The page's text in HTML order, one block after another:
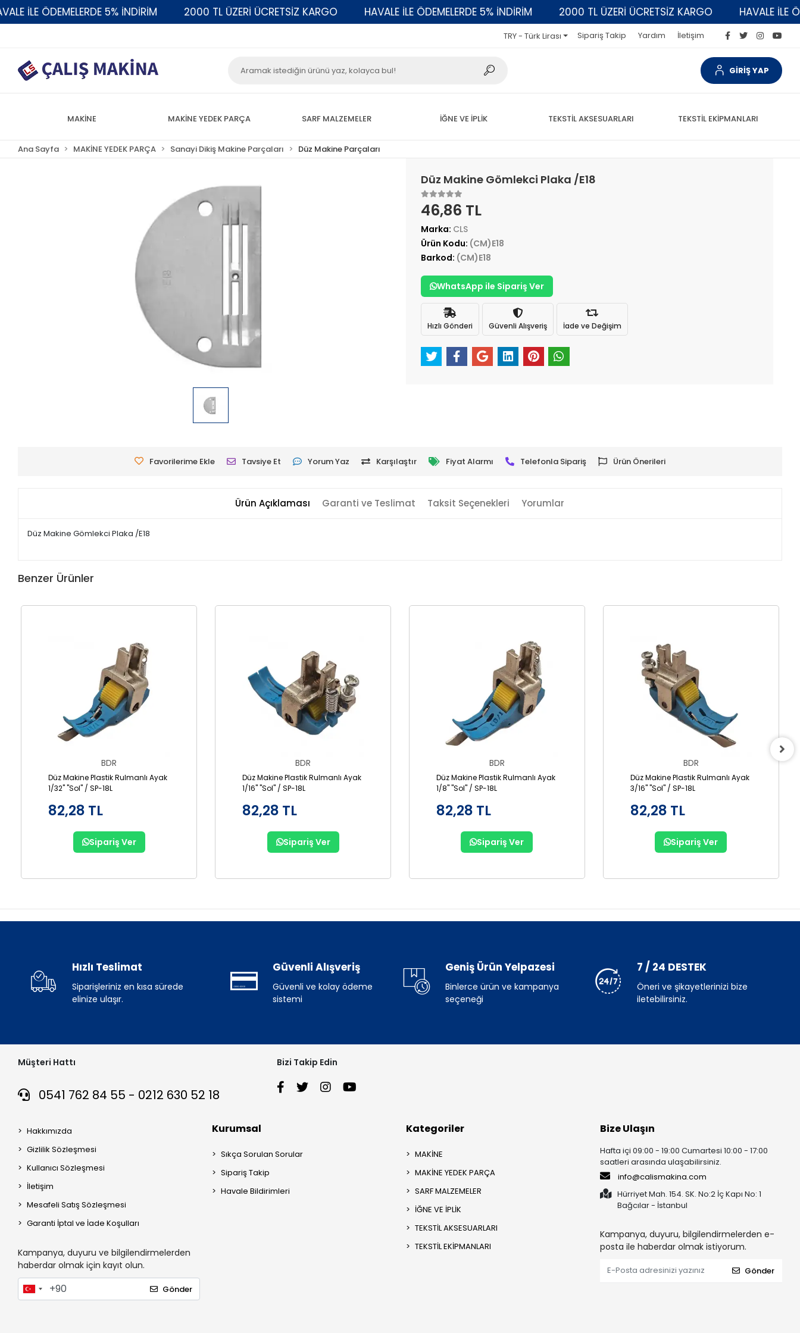
İLE ÖDEMELERDE 5% İNDİRİM 2000 TL ÜZERİ ÜCRETSİZ KARGO HAVALE İLE ÖDEMELERDE 5% İNDİRİM 2000 TL ÜZERİ ÜCRETSİZ KARGO HAVALE İLE
TRY - Türk Lirası Sipariş Takip Yardım İletişim
GİRİŞ YAP
MAKİNE MAKİNE YEDEK PARÇA SARF MALZEMELER İĞNE VE İPLİK TEKSTİL AKSESUARLARI TEKSTİL EKİPMANLARI
Ana Sayfa MAKİNE YEDEK PARÇA Sanayi Dikiş Makine Parçaları Düz Makine Parçaları
Düz Makine Gömlekci Plaka /E18
46,86 TL
Marka: CLS
Ürün Kodu: (CM)E18
Barkod: (CM)E18
WhatsApp ile Sipariş Ver
Hızlı Gönderi Güvenli Alışveriş İade ve Değişim
Favorilerime Ekle Tavsiye Et Yorum Yaz Karşılaştır Fiyat Alarmı Telefonla Sipariş Ürün Önerileri
Ürün Açıklaması Garanti ve Teslimat Taksit Seçenekleri Yorumlar
Düz Makine Gömlekci Plaka /E18
Benzer Ürünler
BDR
Düz Makine Plastik Rulmanlı Ayak
1/32" "Sol" / SP-18L
82,28 TL
Sipariş Ver
BDR
Düz Makine Plastik Rulmanlı Ayak
1/16" "Sol" / SP-18L
82,28 TL
Sipariş Ver
BDR
Düz Makine Plastik Rulmanlı Ayak
1/8" "Sol" / SP-18L
82,28 TL
Sipariş Ver
BDR
Düz Makine Plastik Rulmanlı Ayak
3/16" "Sol" / SP-18L
82,28 TL
Sipariş Ver
Hızlı Teslimat
Siparişleriniz en kısa sürede
elinize ulaşır.
Güvenli Alışveriş
Güvenli ve kolay ödeme
sistemi
Geniş Ürün Yelpazesi
Binlerce ürün ve kampanya
seçeneği
7 / 24 DESTEK
Öneri ve şikayetlerinizi bize
iletebilirsiniz.
Müşteri Hattı
0541 762 84 55 - 0212 630 52 18
Bizi Takip Edin
Hakkımızda
Gizlilik Sözleşmesi
Kullanıcı Sözleşmesi
İletişim
Mesafeli Satış Sözleşmesi
Garanti İptal ve İade Koşulları
Kampanya, duyuru ve bilgilendirmelerden
haberdar olmak için kayıt olun.
Gönder
Kurumsal
Sıkça Sorulan Sorular
Sipariş Takip
Havale Bildirimleri
Kategoriler
MAKİNE
MAKİNE YEDEK PARÇA
SARF MALZEMELER
İĞNE VE İPLİK
TEKSTİL AKSESUARLARI
TEKSTİL EKİPMANLARI
Bize Ulaşın
Hafta içi 09:00 - 19:00 Cumartesi 10:00 - 17:00
saatleri arasında ulaşabilirsiniz.
info@calismakina.com
Hürriyet Mah. 154. SK. No:2 İç Kapı No: 1
Bağcılar - İstanbul
Kampanya, duyuru, bilgilendirmelerden e-
posta ile haberdar olmak istiyorum.
Gönder